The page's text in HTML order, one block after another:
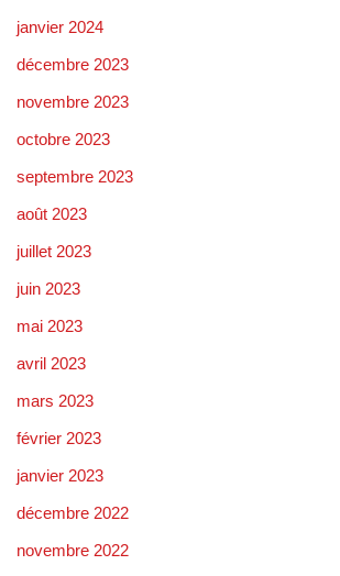
janvier 2024
décembre 2023
novembre 2023
octobre 2023
septembre 2023
août 2023
juillet 2023
juin 2023
mai 2023
avril 2023
mars 2023
février 2023
janvier 2023
décembre 2022
novembre 2022